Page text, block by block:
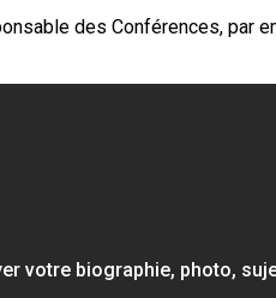
des Conférences, par
votre biographie, photo,